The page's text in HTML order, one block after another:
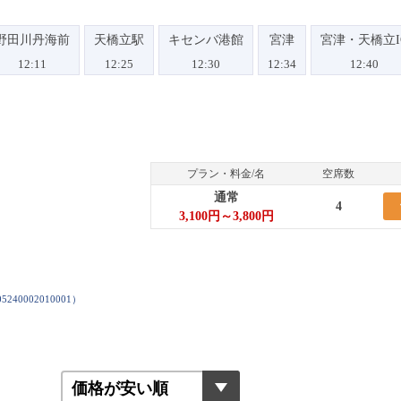
）
田川丹海前
12:11
天橋立駅
12:25
キセンバ港館
12:30
宮津
12:34
宮津・天橋立
12:40
プラン・料金/名 空席数
通常
3,100円～3,800円
4